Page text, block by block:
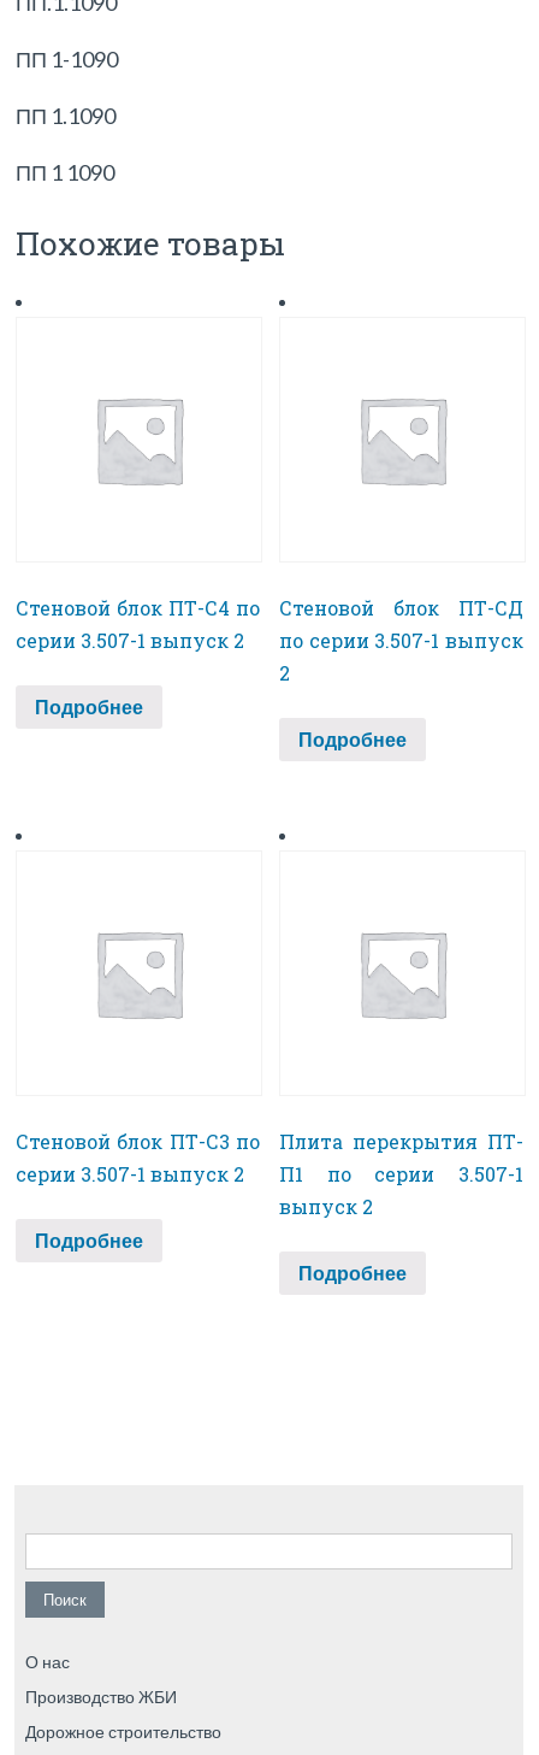
ПП 1-1090
ПП 1.1090
ПП 1 1090
Похожие товары
Стеновой блок ПТ-С4 по
серии 3.507-1 выпуск 2
Подробнее
Стеновой блок ПТ-СД
по серии 3.507-1 выпуск
2
Подробнее
Стеновой блок ПТ-С3 по
серии 3.507-1 выпуск 2
Подробнее
Плита перекрытия ПТ-
П1 по серии 3.507-1
выпуск 2
Подробнее
Найти:
О нас
Производство ЖБИ
Дорожное строительство